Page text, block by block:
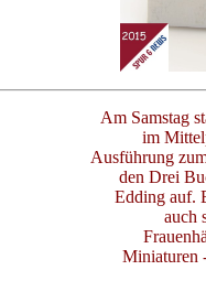
Am Samstag
im
Ausführung
den Drei
Edding auf.
auch
Miniaturen